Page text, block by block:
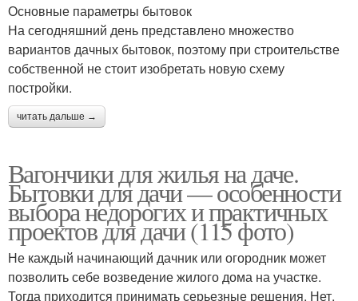
Основные параметры бытовок
На сегодняшний день представлено множество
вариантов дачных бытовок, поэтому при строительстве
собственной не стоит изобретать новую схему
постройки.
читать дальше →
Вагончики для жилья на даче.
Бытовки для дачи — особенности
выбора недорогих и практичных
проектов для дачи (115 фото)
Не каждый начинающий дачник или огородник может
позволить себе возведение жилого дома на участке.
Тогда приходится принимать серьезные решения. Нет,